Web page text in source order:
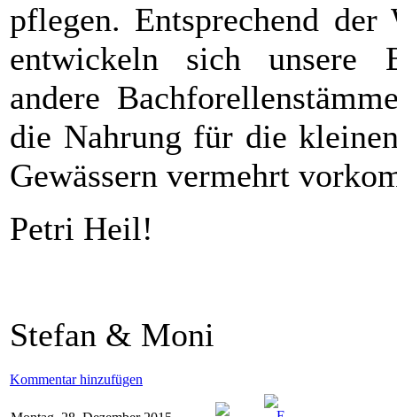
pflegen. Entsprechend
entwickeln sich unsere
andere
die Nahrung für die
Gewässern vermehrt
Petri Heil!
Stefan & Moni
Kommentar hinzufügen